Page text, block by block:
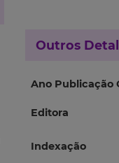
Outros
Ano Publicação
Editora
Indexação